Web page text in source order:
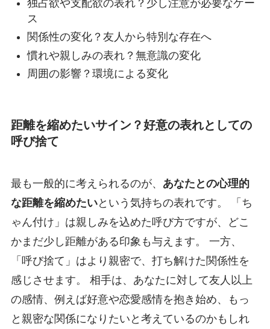
独占欲や支配欲の表れ？少し注意が必要なケー
ス
関係性の変化？友人から特別な存在へ
慣れや親しみの表れ？無意識の変化
周囲の影響？環境による変化
距離を縮めたいサイン？好意の表れとしての
呼び捨て
最も一般的に考えられるのが、 あなたとの心理的
な距離を縮めたいという気持ちの表れです。 「ち
ゃん付け」は親しみを込めた呼び方ですが、どこ
かまだ少し距離がある印象も与えます。 一方、
「呼び捨て」はより親密で、打ち解けた関係性を
感じさせます。 相手は、あなたに対して友人以上
の感情、例えば好意や恋愛感情を抱き始め、もっ
と親密な関係になりたいと考えているのかもしれ